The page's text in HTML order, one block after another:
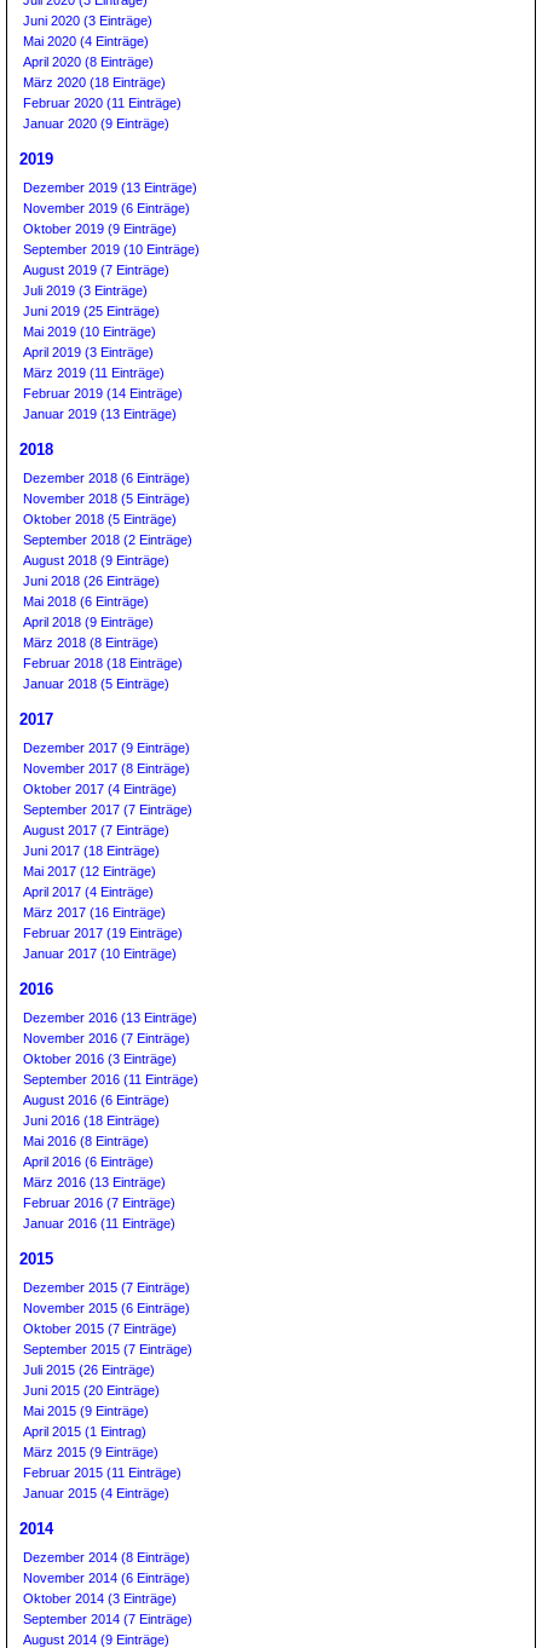
Juni 2020 (3 Einträge)
Mai 2020 (4 Einträge)
April 2020 (8 Einträge)
März 2020 (18 Einträge)
Februar 2020 (11 Einträge)
Januar 2020 (9 Einträge)
2019
Dezember 2019 (13 Einträge)
November 2019 (6 Einträge)
Oktober 2019 (9 Einträge)
September 2019 (10 Einträge)
August 2019 (7 Einträge)
Juli 2019 (3 Einträge)
Juni 2019 (25 Einträge)
Mai 2019 (10 Einträge)
April 2019 (3 Einträge)
März 2019 (11 Einträge)
Februar 2019 (14 Einträge)
Januar 2019 (13 Einträge)
2018
Dezember 2018 (6 Einträge)
November 2018 (5 Einträge)
Oktober 2018 (5 Einträge)
September 2018 (2 Einträge)
August 2018 (9 Einträge)
Juni 2018 (26 Einträge)
Mai 2018 (6 Einträge)
April 2018 (9 Einträge)
März 2018 (8 Einträge)
Februar 2018 (18 Einträge)
Januar 2018 (5 Einträge)
2017
Dezember 2017 (9 Einträge)
November 2017 (8 Einträge)
Oktober 2017 (4 Einträge)
September 2017 (7 Einträge)
August 2017 (7 Einträge)
Juni 2017 (18 Einträge)
Mai 2017 (12 Einträge)
April 2017 (4 Einträge)
März 2017 (16 Einträge)
Februar 2017 (19 Einträge)
Januar 2017 (10 Einträge)
2016
Dezember 2016 (13 Einträge)
November 2016 (7 Einträge)
Oktober 2016 (3 Einträge)
September 2016 (11 Einträge)
August 2016 (6 Einträge)
Juni 2016 (18 Einträge)
Mai 2016 (8 Einträge)
April 2016 (6 Einträge)
März 2016 (13 Einträge)
Februar 2016 (7 Einträge)
Januar 2016 (11 Einträge)
2015
Dezember 2015 (7 Einträge)
November 2015 (6 Einträge)
Oktober 2015 (7 Einträge)
September 2015 (7 Einträge)
Juli 2015 (26 Einträge)
Juni 2015 (20 Einträge)
Mai 2015 (9 Einträge)
April 2015 (1 Eintrag)
März 2015 (9 Einträge)
Februar 2015 (11 Einträge)
Januar 2015 (4 Einträge)
2014
Dezember 2014 (8 Einträge)
November 2014 (6 Einträge)
Oktober 2014 (3 Einträge)
September 2014 (7 Einträge)
August 2014 (9 Einträge)